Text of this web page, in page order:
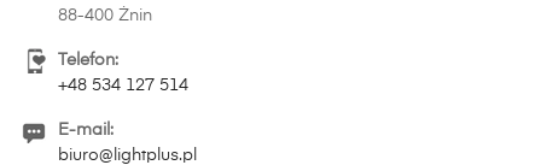
88-400 Żnin
Telefon:
+48 534 127 514
E-mail:
biuro@lightplus.pl